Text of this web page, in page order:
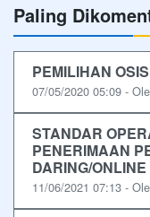
Paling
PEMILIHAN OSIS
07/05/2020 05:09 -
STANDAR
PENERIMAAN
DARING/ONLINE
11/06/2021 07:13 -